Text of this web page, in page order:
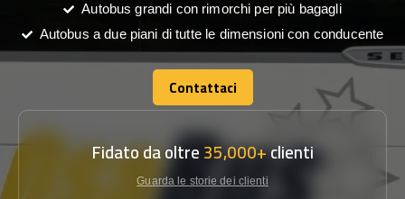
Autobus grandi con rimorchi per più bagagli
Autobus a due piani di tutte le dimensioni con conducente
Contattaci
Contattaci
Fidato da oltre35,000+clienti
Guarda le storie dei clienti